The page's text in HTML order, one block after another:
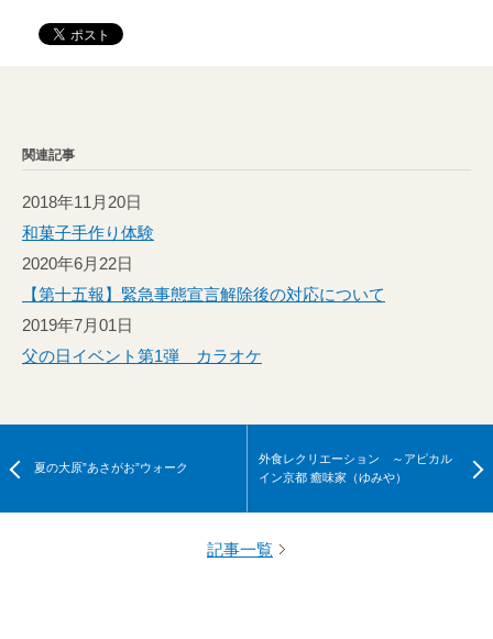
関連記事
2018年11月20日
和菓子手作り体験
2020年6月22日
【第十五報】緊急事態宣言解除後の対応について
2019年7月01日
父の日イベント第1弾 カラオケ
夏の大原”あさがお”ウォーク
外食レクリエーション ～アピカル
イン京都 癒味家（ゆみや）
記事一覧